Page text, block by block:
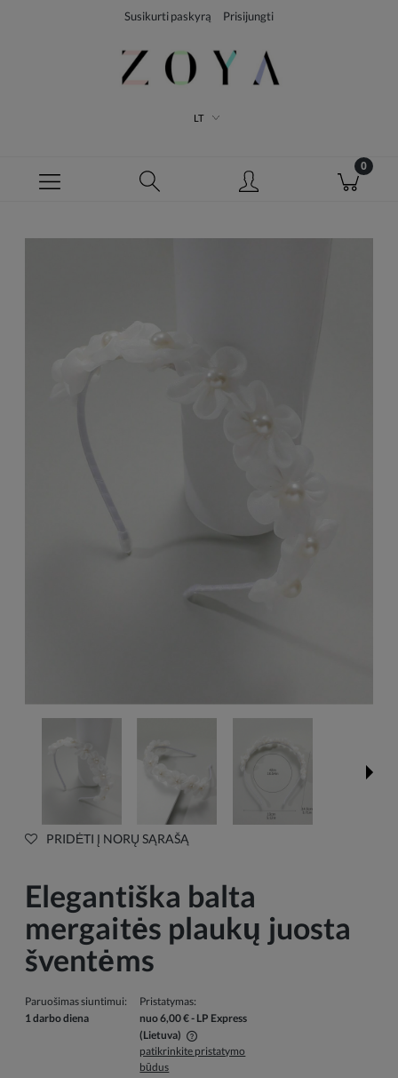
Susikurti paskyrą Prisijungti
LT
PRIDĖTI Į NORŲ SĄRAŠĄ
Elegantiška balta
mergaitės plaukų juosta
šventėms
Paruošimas siuntimui:
1 darbo diena
Pristatymas:
nuo 6,00 €- LP Express
(Lietuva)
Į kainą neįskaičiuotos galimos mokėjimo išlaidos
patikrinkite pristatymo
būdus